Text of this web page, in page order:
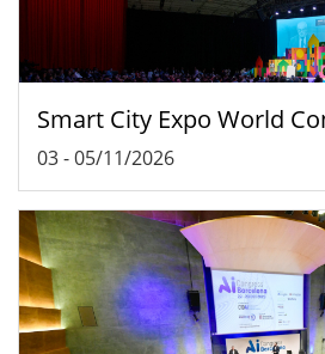
Smart City Expo World
03-05/11/2026